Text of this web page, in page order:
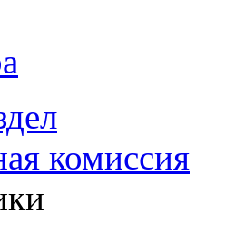
комиссия